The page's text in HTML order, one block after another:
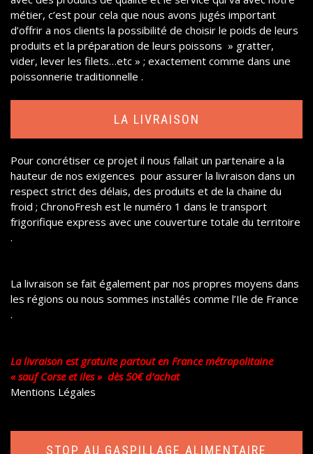
métier, c’est pour cela que nous avons jugés important
d’offrir a nos clients la possibilité de choisir le poids de leurs
produits et la préparation de leurs poissons » gratter,
vider, lever les filets…etc » ; exactement comme dans une
poissonnerie traditionnelle .
LA LIVRAISON
Pour concrétiser ce projet il nous fallait un partenaire a la
hauteur de nos exigences pour assurer la livraison dans un
respect strict des délais, des produits et de la chaine du
froid ; ChronoFresh est le numéro 1 dans le transport
frigorifique express avec une couverture totale du territoire
.
La livraison se fait également par nos propres moyens dans
les régions ou nous sommes installés comme l’Ile de France
.
La livraison est gratuite partout en France métropolitaine
« sauf Corse et iles » dès 50€ d’achat
Mentions Légales
STOP AU GASPILLAGE ALIMENTAIRE